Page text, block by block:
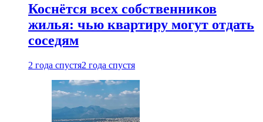
Коснётся всех собственников
жилья: чью квартиру могут отдать
соседям
2 года спустя2 года спустя